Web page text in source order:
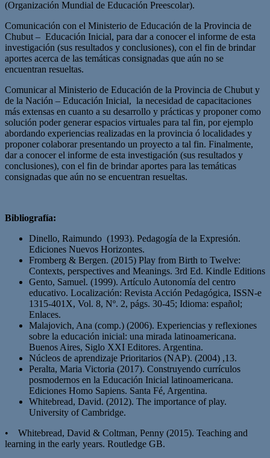
(Organización Mundial de Educación Preescolar).
Comunicación con el Ministerio de Educación de la Provincia de
Chubut – Educación Inicial, para dar a conocer el informe de esta
investigación (sus resultados y conclusiones), con el fin de brindar
aportes acerca de las temáticas consignadas que aún no se
encuentran resueltas.
Comunicar al Ministerio de Educación de la Provincia de Chubut y
de la Nación – Educación Inicial, la necesidad de capacitaciones
más extensas en cuanto a su desarrollo y prácticas y proponer como
solución poder generar espacios virtuales para tal fin, por ejemplo
abordando experiencias realizadas en la provincia ó localidades y
proponer colaborar presentando un proyecto a tal fin. Finalmente,
dar a conocer el informe de esta investigación (sus resultados y
conclusiones), con el fin de brindar aportes para las temáticas
consignadas que aún no se encuentran resueltas.
Bibliografía:
Dinello, Raimundo (1993). Pedagogía de la Expresión.
Ediciones Nuevos Horizontes.
Fromberg & Bergen. (2015) Play from Birth to Twelve:
Contexts, perspectives and Meanings. 3rd Ed. Kindle Editions
Gento, Samuel. (1999). Artículo Autonomía del centro
educativo. Localización: Revista Acción Pedagógica, ISSN-e
1315-401X, Vol. 8, Nº. 2, págs. 30-45; Idioma: español;
Enlaces.
Malajovich, Ana (comp.) (2006). Experiencias y reflexiones
sobre la educación inicial: una mirada latinoamericana.
Buenos Aires, Siglo XXI Editores. Argentina.
Núcleos de aprendizaje Prioritarios (NAP). (2004) ,13.
Peralta, Maria Victoria (2017). Construyendo currículos
posmodernos en la Educación Inicial latinoamericana.
Ediciones Homo Sapiens. Santa Fé, Argentina.
Whitebread, David. (2012). The importance of play.
University of Cambridge.
• Whitebread, David & Coltman, Penny (2015). Teaching and
learning in the early years. Routledge GB.